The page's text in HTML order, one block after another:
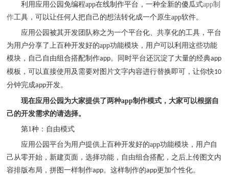
利用应用公园免编程app在线制作平台，一种全新的傻瓜式app制
作工具，可以让任何人把自己的想法转化成一个原生app软件。
应用公园被其开发团队称之为一个平台化、共享化的工具，平台
为用户分享了上百种开发好的app功能模块，用户可以利用这些功能
模块，自己自由组合搭配制作app。同时平台还沉淀了大量的经典app
模板，可以直接使用及需要对图片文字内容进行替换即可，让你快10
分钟完成app开发。
现在应用公园为大家提供了两种app制作模式，大家可以根据自
己的开发需求的请选择。
第1种：自由模式
应用公园平台为用户提供上百种开发好的app功能模块，用户自
己从零开始，新建页面，选择功能，自由组合搭配，之后上传图文内
容排版布局，拼图一样制作app。这样制作的app更加个性化。